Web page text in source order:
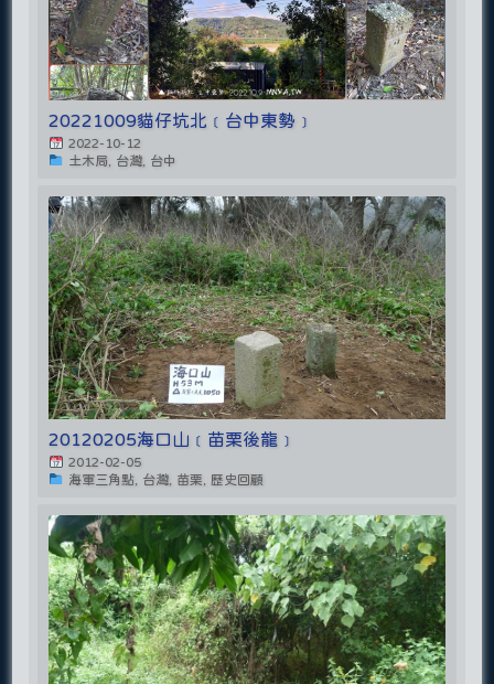
20221009貓仔坑北﹝台中東勢﹞
2022-10-12
土木局, 台灣, 台中
20120205海口山﹝苗栗後龍﹞
2012-02-05
海軍三角點, 台灣, 苗栗, 歷史回顧